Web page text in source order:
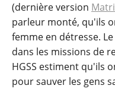
(dernière version
parleur monté, qu'ils
femme en détresse.
dans les missions de
HGSS estiment qu'ils
pour sauver les gens